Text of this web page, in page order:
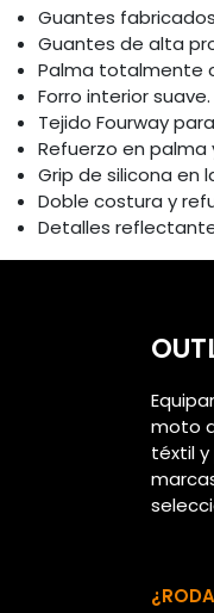
Guantes
Guantes de alta
Palma totalmente
Forro interior suave.
Tejido Fourway
Refuerzo en
Grip de silicona en
Doble costura y
Detalles
moto
téxtil